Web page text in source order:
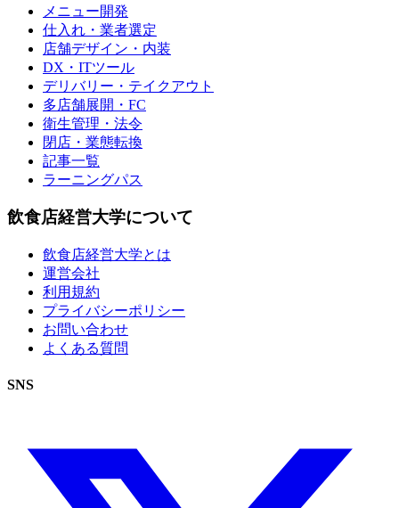
メニュー開発
仕入れ・業者選定
店舗デザイン・内装
DX・ITツール
デリバリー・テイクアウト
多店舗展開・FC
衛生管理・法令
閉店・業態転換
記事一覧
ラーニングパス
飲食店経営大学について
飲食店経営大学とは
運営会社
利用規約
プライバシーポリシー
お問い合わせ
よくある質問
SNS